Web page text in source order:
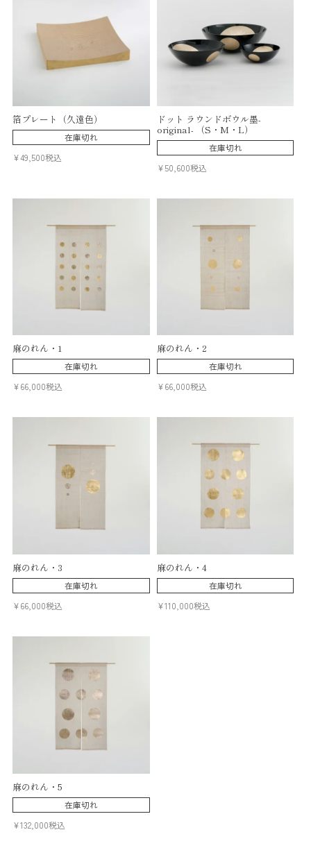
箔プレート（久遠色）
在庫切れ
¥49,500税込
ドット ラウンドボウル墨-
original- （S・M・L）
在庫切れ
¥50,600税込
麻のれん・1
在庫切れ
¥66,000税込
麻のれん・2
在庫切れ
¥66,000税込
麻のれん・3
在庫切れ
¥66,000税込
麻のれん・4
在庫切れ
¥110,000税込
麻のれん・5
在庫切れ
¥132,000税込